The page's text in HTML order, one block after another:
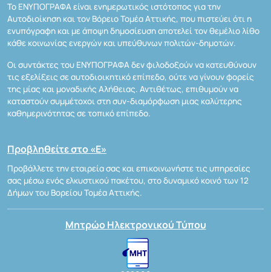
Το ΕΝΥΠΟΓΡΑΦΑ είναι ενημερωτικός ιστότοπος για την
Αυτοδιοίκηση και τον Βόρειο Τομέα Αττικής, που πιστεύει ότι η
ενυπόγραφη και με άποψη δημοσίευση αποτελεί τον θεμέλιο λίθο
κάθε κοινωνίας ενεργών και υπεύθυνων πολιτών-δημοτών.
Οι συντάκτες του ΕΝΥΠΟΓΡΑΦΑ δεν φιλοδοξούν να κατευθύνουν
τις εξελίξεις σε αυτοδιοικητικό επίπεδο, ούτε να γίνουν φορείς
της μίας και μοναδικής Αλήθειας. Αντιθέτως, επιθυμούν να
καταστούν συμμέτοχοι στη συν-διαμόρφωση μιας καλύτερης
καθημερινότητας σε τοπικό επίπεδο.
Προβληθείτε στο «Ε»
Προβάλλετε την εταιρεία σας και επικοινωνήστε τις υπηρεσίες
σας μέσω ενός ελκυστικού πακέτου, στο δυναμικό κοινό των 12
Δήμων του Βορείου Τομέα Αττικής.
Μητρώο Ηλεκτρονικού Τύπου